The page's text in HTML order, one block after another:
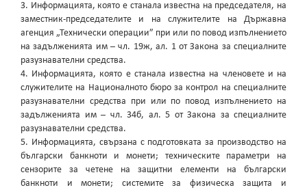
3. Информацията, която е станала известна на председателя, на
заместник-председателите и на служителите на Държавна
агенция „Технически операции” при или по повод изпълнението
на задълженията им – чл. 19ж, ал. 1 от Закона за специалните
разузнавателни средства.
4. Информацията, която е станала известна на членовете и на
служителите на Националното бюро за контрол на специалните
разузнавателни средства при или по повод изпълнението на
задълженията им – чл. 34б, ал. 5 от Закона за специалните
разузнавателни средства.
5. Информацията, свързана с подготовката за производство на
български банкноти и монети; техническите параметри на
сензорите за четене на защитни елементи на български
банкноти и монети; системите за физическа защита и